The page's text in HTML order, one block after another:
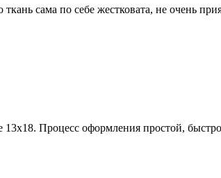
сама по себе жестковата, не очень
13х18. Процесс оформления простой,